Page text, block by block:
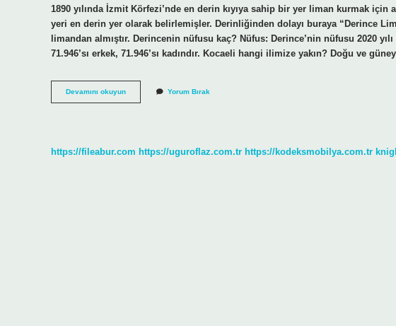
1890 yılında İzmit Körfezi’nde en derin kıyıya sahip bir yer liman kurmak
yeri en derin yer olarak belirlemişler. Derinliğinden dolayı buraya “Derince
limandan almıştır. Derincenin nüfusu kaç? Nüfus: Derince’nin nüfusu 2020
71.946’sı erkek, 71.946’sı kadındır. Kocaeli hangi ilimize yakın? Doğu ve
Devamını okuyunDerince
Nerenin
Yorum Bırak
https://fileabur.com https://uguroflaz.com.tr https://kodeksmobilya.com.tr